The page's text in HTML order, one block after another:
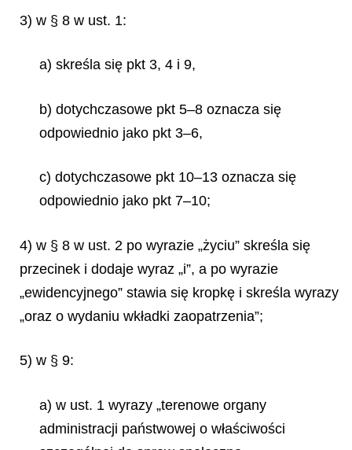
3) w § 8 w ust. 1:
a) skreśla się pkt 3, 4 i 9,
b) dotychczasowe pkt 5–8 oznacza się
odpowiednio jako pkt 3–6,
c) dotychczasowe pkt 10–13 oznacza się
odpowiednio jako pkt 7–10;
4) w § 8 w ust. 2 po wyrazie „życiu” skreśla się
przecinek i dodaje wyraz „i”, a po wyrazie
„ewidencyjnego” stawia się kropkę i skreśla wyrazy
„oraz o wydaniu wkładki zaopatrzenia”;
5) w § 9:
a) w ust. 1 wyrazy „terenowe organy
administracji państwowej o właściwości